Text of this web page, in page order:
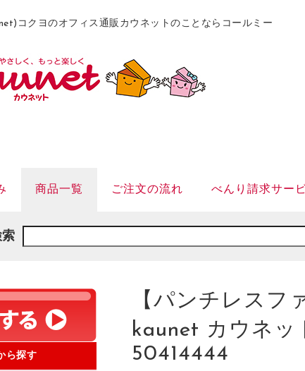
コクヨのオフィス通販カウネットのことならコールミー
商品一覧 ご注文の流れ べんり請求サー
【パンチレスフ
kaunet カウネッ
50414444
ら探す